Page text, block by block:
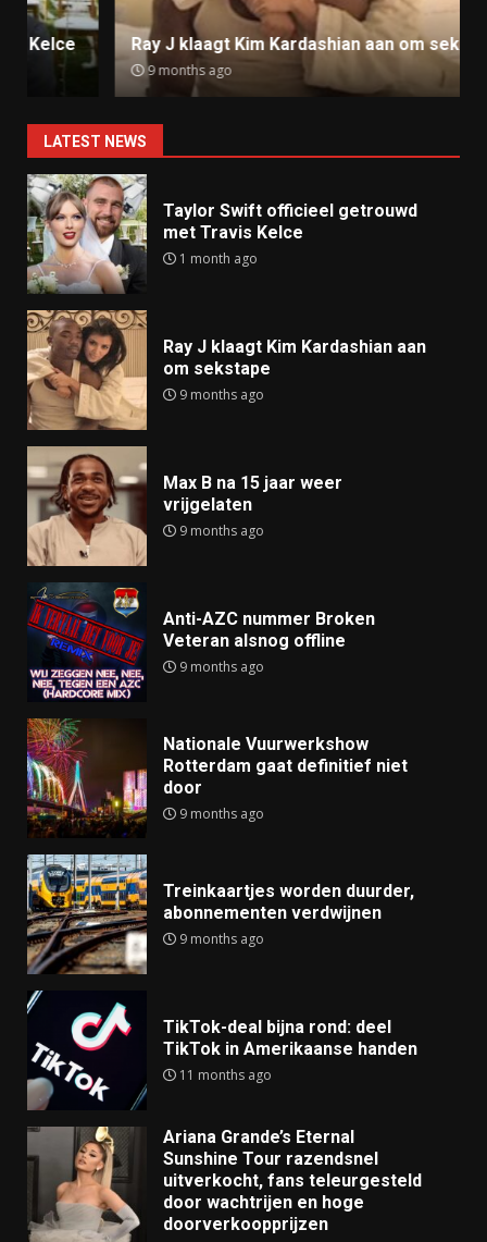
Ray J klaagt Kim Kardashian aan om sekstape
9 months ago
LATEST NEWS
Taylor Swift officieel getrouwd
met Travis Kelce
1 month ago
Ray J klaagt Kim Kardashian aan
om sekstape
9 months ago
Max B na 15 jaar weer
vrijgelaten
9 months ago
Anti-AZC nummer Broken
Veteran alsnog offline
9 months ago
Nationale Vuurwerkshow
Rotterdam gaat definitief niet
door
9 months ago
Treinkaartjes worden duurder,
abonnementen verdwijnen
9 months ago
TikTok-deal bijna rond: deel
TikTok in Amerikaanse handen
11 months ago
Ariana Grande’s Eternal
Sunshine Tour razendsnel
uitverkocht, fans teleurgesteld
door wachtrijen en hoge
doorverkoopprijzen